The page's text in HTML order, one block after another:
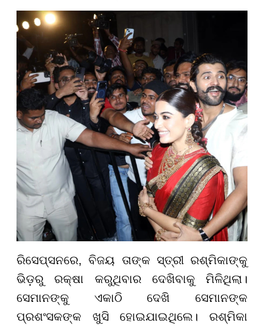
ରିସେପ୍ସନରେ, ବିଜୟ ତାଙ୍କ ସ୍ତ୍ରୀ ରଶ୍ମିକାଙ୍କୁ
ଭିଡ଼ରୁ ରକ୍ଷା କରୁଥିବାର ଦେଖିବାକୁ ମିଳିଥିଲା।
ସେମାନଙ୍କୁ ଏକାଠି ଦେଖି ସେମାନଙ୍କ
ପ୍ରଶଂସକଙ୍କ ଖୁସି ହୋଇଯାଇଥିଲେ। ରଶ୍ମିକା